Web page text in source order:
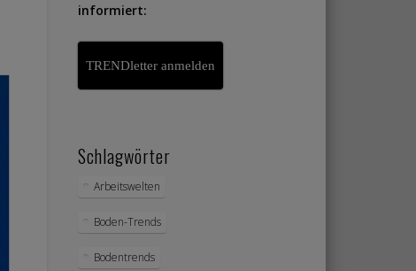
informiert:
TRENDletter anmelden
Schlagwörter
Arbeitswelten
Boden-Trends
Bodentrends